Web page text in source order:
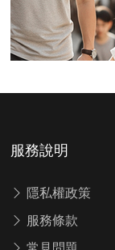
服務說明
隱私權政策
服務條款